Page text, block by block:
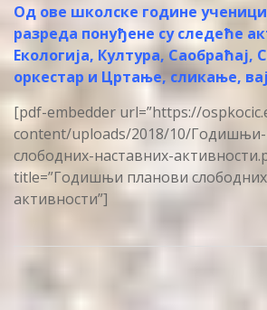
Од ове школске године
разреда понуђене су следеће
Екологија, Култура, Саобраћај,
оркестар и Цртање, сликање,
[pdf-embedder url=”https://
content/uploads/2018/10/
слободних-наставних-
title=”Годишњи планови
активности”]